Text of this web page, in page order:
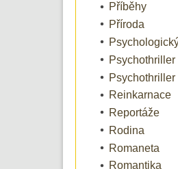
Příběhy
Příroda
Psychothriller
Psychothriller
Reinkarnace
Reportáže
Rodina
Romaneta
Romantika